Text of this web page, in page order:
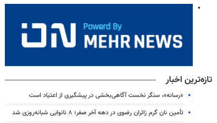
تازه‌ترین اخبار
«رسانه»، سنگر نخست آگاهی‌بخشی در پیشگیری از اعتیاد است
تأمین نان گرم زائران رضوی در دهه آخر صفر؛ ۸ نانوایی شبانه‌روزی شد